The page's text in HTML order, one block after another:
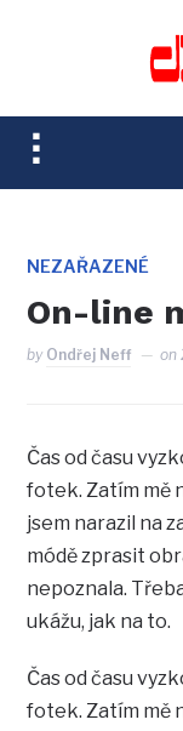
TOGGLE
SIDEBAR
NAVIGATION
NEZAŘAZENÉ
On-line
by Ondřej Neff on
Čas od času
fotek. Zatím mě
jsem narazil na
módě zprasit
nepoznala.
ukážu, jak na to.
Čas od času
fotek. Zatím mě